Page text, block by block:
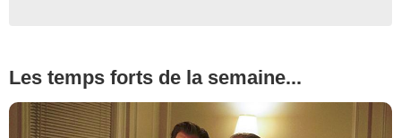
Les temps forts de la semaine...